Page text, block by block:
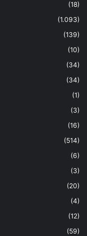
(18)
(1.093)
(139)
(10)
(34)
(34)
(1)
(3)
(16)
(514)
(6)
(3)
(20)
(4)
(12)
(59)